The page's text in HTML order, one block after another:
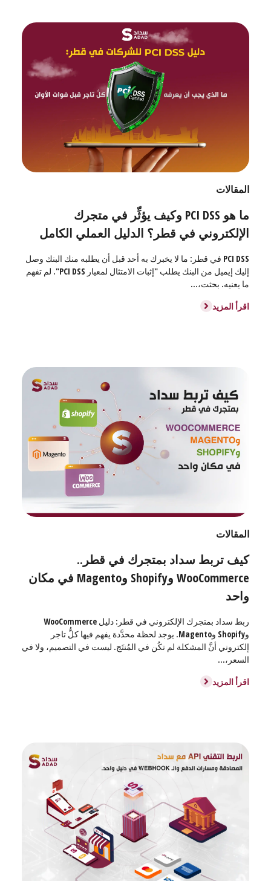
المقالات
ما هو PCI DSS وكيف يؤثِّر في متجرك
الإلكتروني في قطر؟ الدليل العملي الكامل
PCI DSS في قطر: ما لا يخبرك به أحد قبل أن يطلبه منك البنك وصل
إليك إيميل من البنك يطلب "إثبات الامتثال لمعيار PCI DSS". لم تفهم
ما يعنيه. بحثت،...
اقرأ المزيد
المقالات
كيف تربط سداد بمتجرك في قطر..
WooCommerce وShopify وMagento في مكان
واحد
ربط سداد بمتجرك الإلكتروني في قطر: دليل WooCommerce
وShopify وMagento. يوجد لحظة محدَّدة يفهم فيها كلُّ تاجر
إلكتروني أنَّ المشكلة لم تكُن في المُنتَج. ليست في التصميم، ولا في
السعر،...
اقرأ المزيد